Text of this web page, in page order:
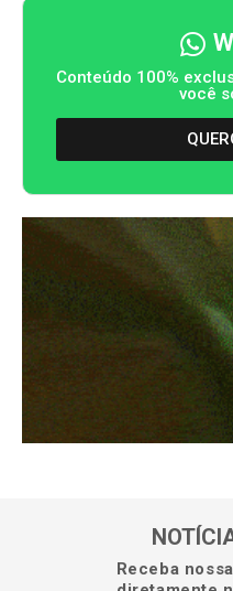
Conteúdo 100%
você
Receba